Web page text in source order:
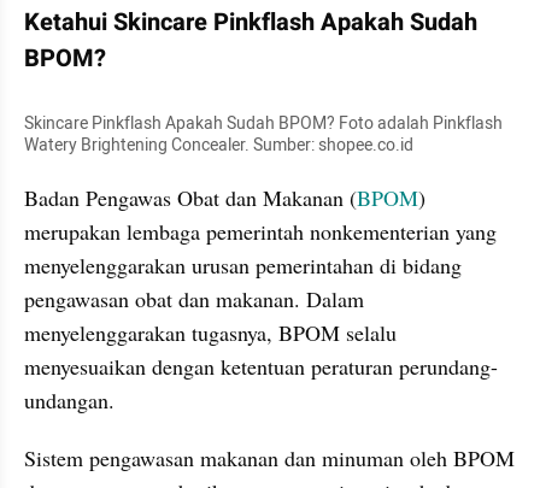
Ketahui Skincare Pinkflash Apakah Sudah
BPOM?
Skincare Pinkflash Apakah Sudah BPOM? Foto adalah Pinkflash
Watery Brightening Concealer. Sumber: shopee.co.id
Badan Pengawas Obat dan Makanan (BPOM)
merupakan lembaga pemerintah nonkementerian yang
menyelenggarakan urusan pemerintahan di bidang
pengawasan obat dan makanan. Dalam
menyelenggarakan tugasnya, BPOM selalu
menyesuaikan dengan ketentuan peraturan perundang-
undangan.
Sistem pengawasan makanan dan minuman oleh BPOM